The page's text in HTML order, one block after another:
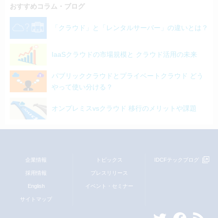
おすすめコラム・ブログ
「クラウド」と「レンタルサーバー」の違いとは？
IaaSクラウドの市場規模と クラウド活用の未来
パブリッククラウドとプライベートクラウド どう
やって使い分ける？
オンプレミスvsクラウド 移行のメリットや課題
企業情報
採用情報
English
サイトマップ
トピックス
プレスリリース
イベント・セミナー
IDCFテックブログ